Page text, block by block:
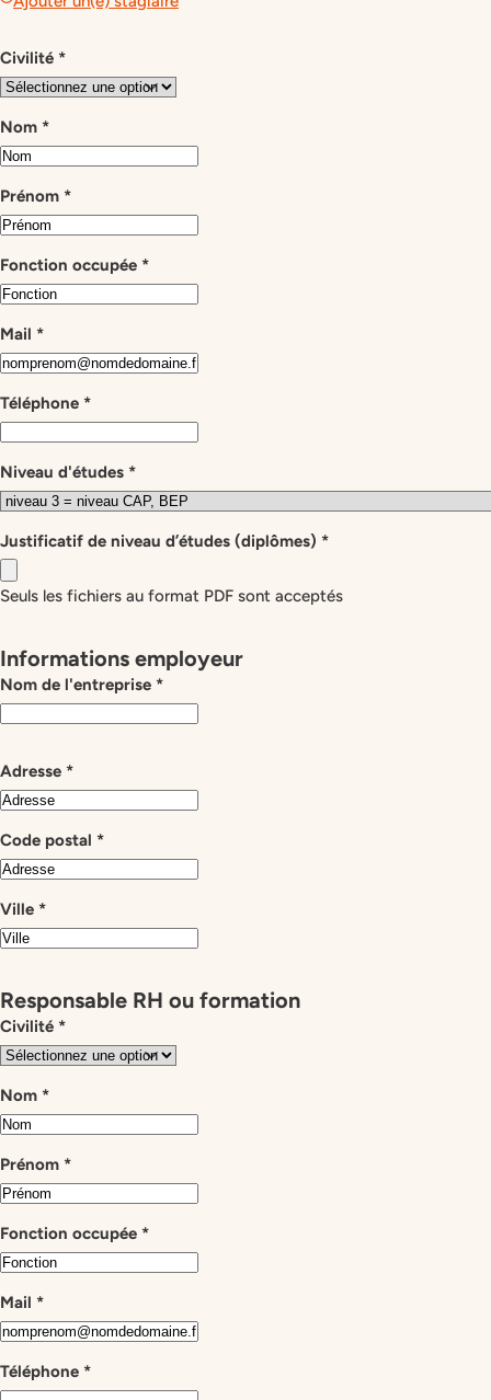
Civilité *
Nom *
Prénom *
Fonction occupée *
Mail *
Téléphone *
Niveau d'études *
Justificatif de niveau d’études (diplômes) *
Seuls les fichiers au format PDF sont acceptés
Informations employeur
Nom de l'entreprise *
Adresse *
Code postal *
Ville *
Responsable RH ou formation
Civilité *
Nom *
Prénom *
Fonction occupée *
Mail *
Téléphone *